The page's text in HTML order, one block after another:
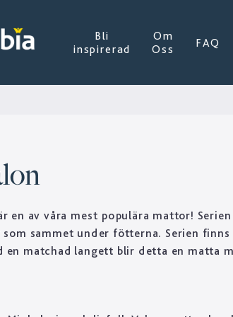
Bli
inspirerad
Om
Oss
FAQ
en av våra mest populära mattor!
som sammet under fötterna. Serien
en matchad langett blir detta en matta